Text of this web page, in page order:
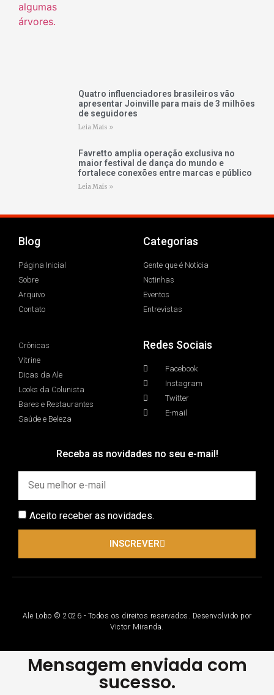
Quatro influenciadores brasileiros vão
apresentar Joinville para mais de 3 milhões
de seguidores
Leia Mais »
Favretto amplia operação exclusiva no
maior festival de dança do mundo e
fortalece conexões entre marcas e público
Leia Mais »
Blog
Página Inicial
Sobre
Arquivo
Contato
Categorias
Gente que é Notícia
Notinhas
Eventos
Entrevistas
Crônicas
Vitrine
Dicas da Ale
Looks da Colunista
Bares e Restaurantes
Saúde e Beleza
Redes Sociais
Facebook
Instagram
Twitter
E-mail
Receba as novidades no seu e-mail!
Aceito receber as novidades.
INSCREVER
Ale Lobo © 2026 - Todos os direitos reservados. Desenvolvido por
Victor Miranda.
Mensagem enviada com
sucesso.